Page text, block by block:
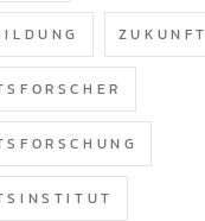
ZUKUNFT